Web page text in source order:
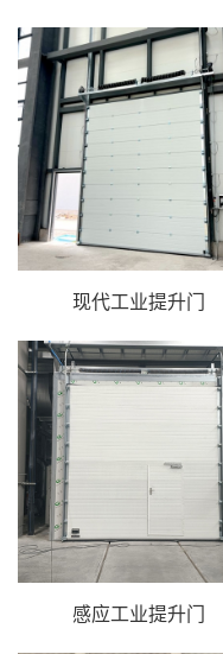
现代工业提升门
感应工业提升门